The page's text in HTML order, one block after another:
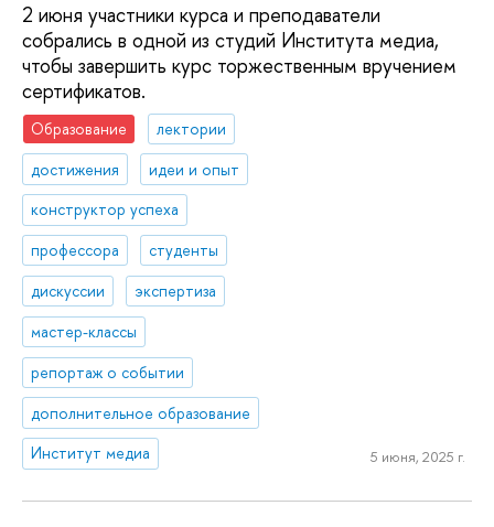
2 июня участники курса и преподаватели
собрались в одной из студий Института медиа,
чтобы завершить курс торжественным вручением
сертификатов.
Образование
лектории
достижения
идеи и опыт
конструктор успеха
профессора
студенты
дискуссии
экспертиза
мастер-классы
репортаж о событии
дополнительное образование
Институт медиа
5 июня, 2025 г.